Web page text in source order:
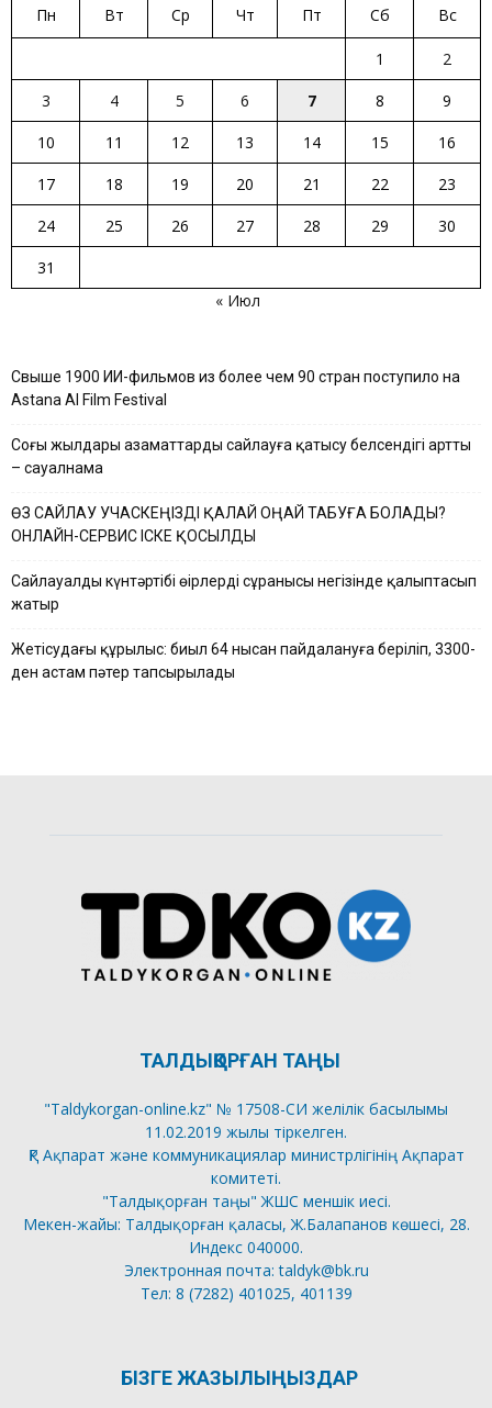
Пн Вт Ср Чт Пт Сб Вс
1
2
3
4 5 6 7 8
9
10
11 12 13 14 15
16
17
18 19 20 21 22
23
24
25 26 27 28 29
30
31
« Июл
Свыше 1900 ИИ-фильмов из более чем 90 стран поступило на
Astana AI Film Festival
Соңғы жылдары азаматтардың сайлауға қатысу белсендігі артты
– сауалнама
ӨЗ САЙЛАУ УЧАСКЕҢІЗДІ ҚАЛАЙ ОҢАЙ ТАБУҒА БОЛАДЫ?
ОНЛАЙН-СЕРВИС ІСКЕ ҚОСЫЛДЫ
Сайлауалды күнтәртібі өңірлердің сұранысы негізінде қалыптасып
жатыр
Жетісудағы құрылыс: биыл 64 нысан пайдалануға беріліп, 3300-
ден астам пәтер тапсырылады
ТАЛДЫҚОРҒАН ТАҢЫ
"Taldykorgan-online.kz" № 17508-СИ желілік басылымы
11.02.2019 жылы тіркелген.
ҚР Ақпарат және коммуникациялар министрлігінің Ақпарат
комитеті.
"Талдықорған таңы" ЖШС меншік иесі.
Мекен-жайы: Талдықорған қаласы, Ж.Балапанов көшесі, 28.
Индекс 040000.
Электронная почта: taldyk@bk.ru
Тел: 8 (7282) 401025, 401139
БІЗГЕ ЖАЗЫЛЫҢЫЗДАР